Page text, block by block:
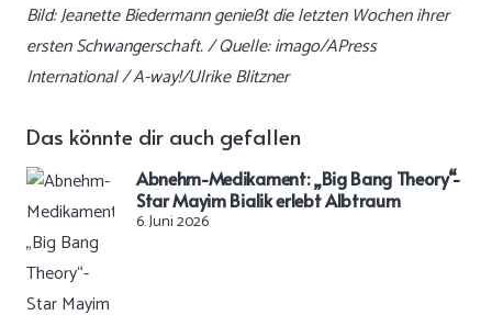
Bild: Jeanette Biedermann genießt die letzten Wochen ihrer
ersten Schwangerschaft. / Quelle: imago/APress
International / A-way!/Ulrike Blitzner
Das könnte dir auch gefallen
Abnehm-Medikament: „Big Bang Theory“-
Star Mayim Bialik erlebt Albtraum
6. Juni 2026